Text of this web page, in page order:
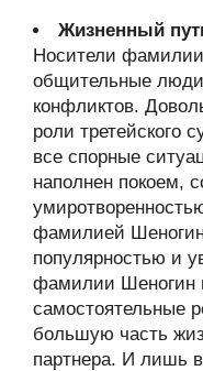
Жизненный
Носители
общительные
конфликтов.
роли третейского
все спорные
наполнен покоем,
фамилией
популярностью и
фамилии Шеногин
самостоятельные
большую часть
партнера. И лишь